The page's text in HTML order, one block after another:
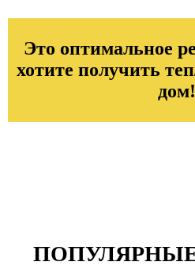
Это оптимальное
хотите получить
дом!